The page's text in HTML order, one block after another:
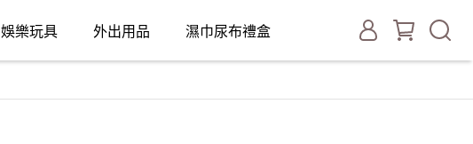
娛樂玩具 外出用品 濕巾尿布禮盒